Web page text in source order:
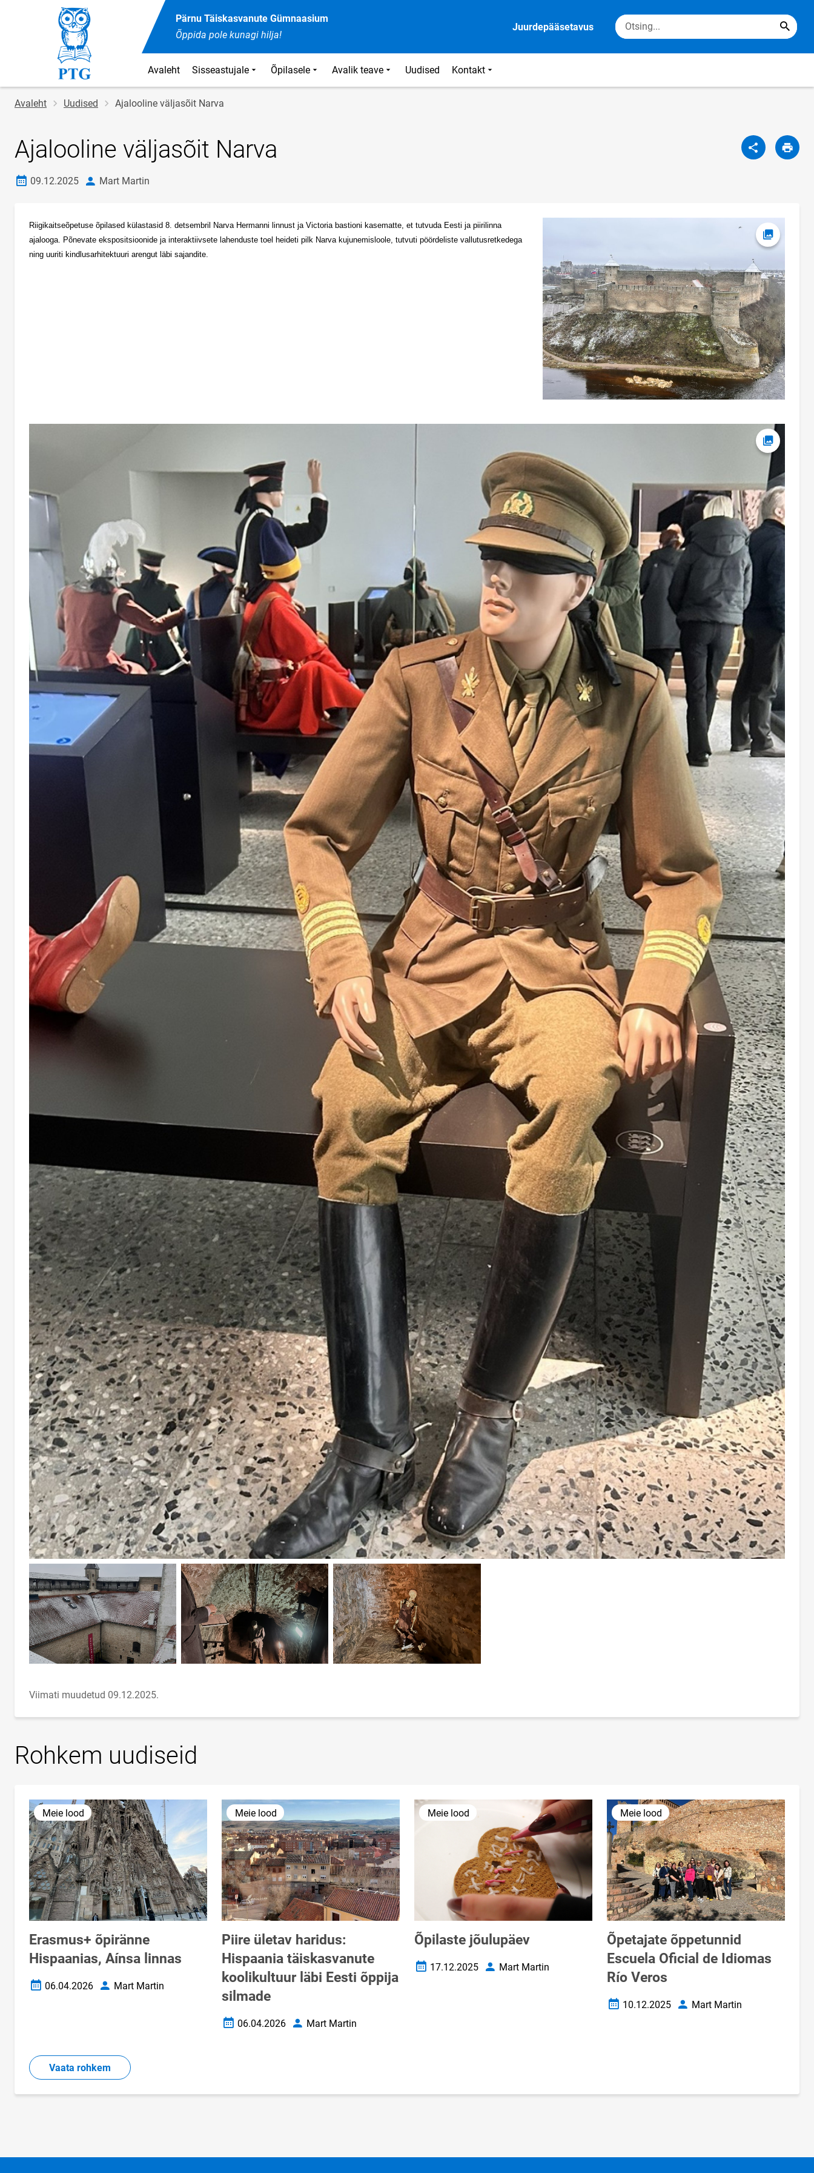
Pärnu Täiskasvanute Gümnaasium
Õppida pole kunagi hilja!
Juurdepääsetavus
Avaleht Sisseastujale Õpilasele Avalik teave Uudised Kontakt
Jälglink
Avaleht Uudised Ajalooline väljasõit Narva
Ajalooline väljasõit Narva
Loomise kuupäev
09.12.2025 autorMart Martin
Riigikaitseõpetuse õpilased külastasid 8. detsembril Narva Hermanni linnust ja Victoria bastioni kasematte, et tutvuda Eesti ja piirilinna
ajalooga. Põnevate ekspositsioonide ja interaktiivsete lahenduste toel heideti pilk Narva kujunemisloole, tutvuti pöördeliste vallutusretkedega
ning uuriti kindlusarhitektuuri arengut läbi sajandite.
Ava foto
Ava foto
Viimati muudetud 09.12.2025.
Rohkem uudiseid
Meie lood
Erasmus+ õpiränne
Hispaanias, Aínsa linnas
Loomise kuupäev
06.04.2026 AutorMart Martin
Meie lood
Piire ületav haridus:
Hispaania täiskasvanute
koolikultuur läbi Eesti õppija
silmade
Loomise kuupäev
06.04.2026 AutorMart Martin
Meie lood
Õpilaste jõulupäev
Loomise kuupäev
17.12.2025 AutorMart Martin
Meie lood
Õpetajate õppetunnid
Escuela Oficial de Idiomas
Río Veros
Loomise kuupäev
10.12.2025 AutorMart Martin
Vaata rohkem